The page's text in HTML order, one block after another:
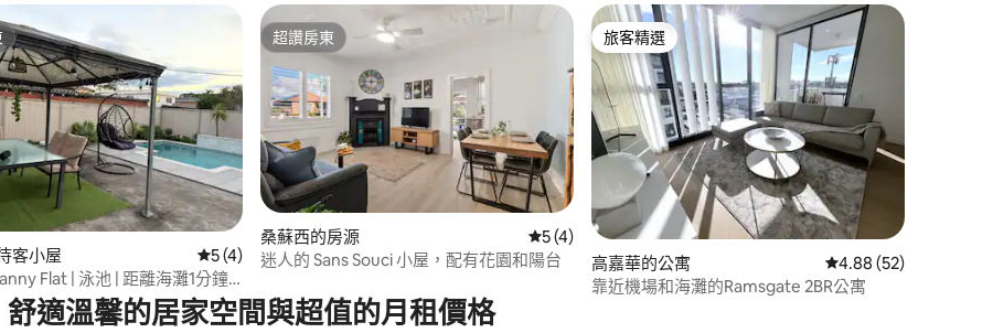
的平均評分（滿分 5 分）
客小屋 從 4 則評價中獲得 5 的平均評分（滿分 5 分）
5 (4)
Flat | 泳池 | 距離海灘1分鐘
超讚房東
超讚房東
桑蘇西的房源 從 4 則評價中獲得 5 的平均評分（滿分 5 分）
5 (4)
迷人的 Sans Souci 小屋，配有花園和陽台
旅客精選
旅客精選
高嘉華的公寓 從 52 則評價中獲得
4.88 (52)
靠近機場和海灘的Ramsgate 2BR公寓
舒適溫馨的居家空間與超值的月租價格